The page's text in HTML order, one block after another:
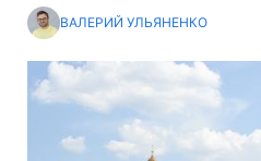
ВАЛЕРИЙ УЛЬЯНЕНКО